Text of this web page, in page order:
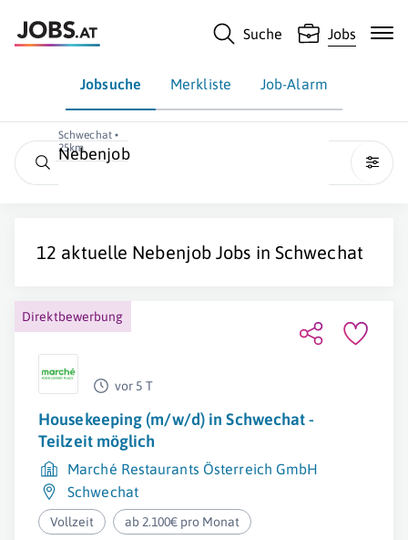
Suche Jobs
Jobsuche Merkliste Job-Alarm
Schwechat •
25km
Nebenjob
12 aktuelle Nebenjob Jobs in Schwechat
Direktbewerbung
vor 5 T
Housekeeping (m/w/d) in Schwechat -
Teilzeit möglich
Marché Restaurants Österreich GmbH
Schwechat
Vollzeit ab 2.100€ pro Monat